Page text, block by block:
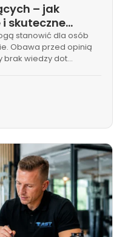
– jak
skuteczne
stanowić dla osób
Obawa przed opinią
brak wiedzy dot…